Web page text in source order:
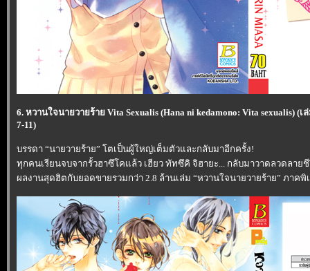
6. หวานใจนายวายร้าย Vita Sexualis (Hana ni kedamono: Vita sexualis) (
7-11)
บรรดา “นายวายร้าย” โตเป็นผู้ใหญ่เต็มตัวและกลับมาอีกครั้ง!
ทุกคนเรียนจบจากรั้วฮาซึโคแล้ว เฮียว ทัทซึคิ จิฮายะ... กลับมาวาดลวดลา
ผลงานสุดฮิตกับยอดขายรวมกว่า 2.8 ล้านเล่ม “หวานใจนายวายร้าย” ภาค